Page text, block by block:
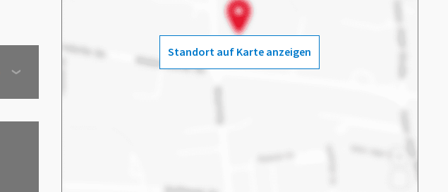
Standort auf Karte anzeigen